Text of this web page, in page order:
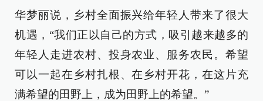
华梦丽说，乡村全面振兴给年轻人带来了很大
机遇，“我们正以自己的方式，吸引越来越多的
年轻人走进农村、投身农业、服务农民。希望
可以一起在乡村扎根、在乡村开花，在这片充
满希望的田野上，成为田野上的希望。”